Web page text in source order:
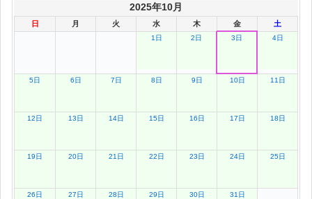
2025年10月
日 月 火 水 木 金 土
1日 2日 3日 4日
5日 6日 7日 8日 9日 10日 11日
12日 13日 14日 15日 16日 17日 18日
19日 20日 21日 22日 23日 24日 25日
26日 27日 28日 29日 30日 31日